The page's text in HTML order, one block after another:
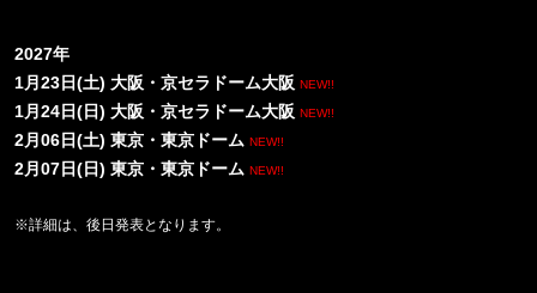
2027年
1月23日(土) 大阪・京セラドーム大阪 NEW!!
1月24日(日) 大阪・京セラドーム大阪NEW!!
2月06日(土) 東京・東京ドーム NEW!!
2月07日(日) 東京・東京ドーム NEW!!
※詳細は、後日発表となります。